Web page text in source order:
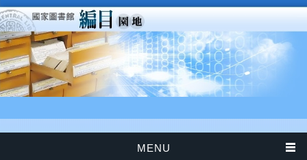
移至主內容
MENU